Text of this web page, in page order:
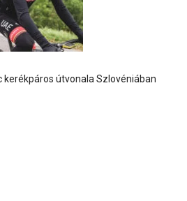
kerékpáros útvonala Szlovéniában